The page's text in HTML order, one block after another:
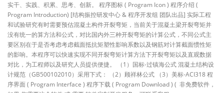
实干、实践、积累、思考、创新。 程序图标 ( Program Icon ) 程序介绍 (
Program Introduction) [结构振控研发中心 & 程序开发组 团队出品] 实际工程
和试验研究有时需要预估混凝土构件开裂弯矩，当前关于混凝土梁开裂弯矩并
没有统一的算方法和公式，对比国内外三种开裂弯矩的计算公式，不同公式主
要区别在于是否考虑考虑截面抵抗矩塑性影响系数以及钢筋对计算截面惯性矩
的影响。本程序可以快速实现不同开裂弯矩计算方法下开裂弯矩以及直观数据
对比，为工程师以及研究人员提供便捷。 （1）国标-过镇海公式 混凝土结构设
计规范（GB500102010）采用下式： （2）顾祥林公式 （3）美标-ACI318 程
序界面 ( Program Interface ) 程序下载 ( Program Download ) ( 非免费软件，